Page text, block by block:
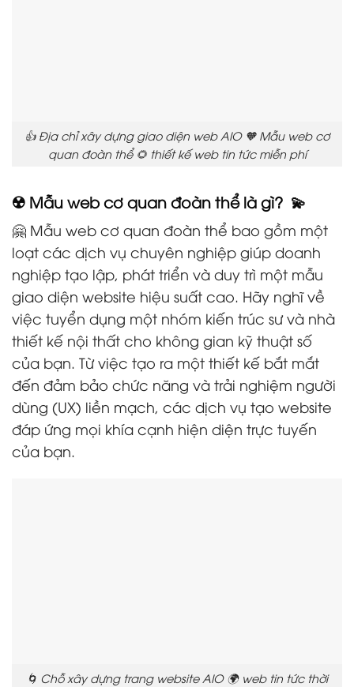
👍 Địa chỉ xây dựng giao diện web AIO 🧡 Mẫu web cơ
quan đoàn thể 🌻 thiết kế web tin tức miễn phí
☢️ Mẫu web cơ quan đoàn thể là gì? 💫
🤗 Mẫu web cơ quan đoàn thể bao gồm một
loạt các dịch vụ chuyên nghiệp giúp doanh
nghiệp tạo lập, phát triển và duy trì một mẫu
giao diện website hiệu suất cao. Hãy nghĩ về
việc tuyển dụng một nhóm kiến trúc sư và nhà
thiết kế nội thất cho không gian kỹ thuật số
của bạn. Từ việc tạo ra một thiết kế bắt mắt
đến đảm bảo chức năng và trải nghiệm người
dùng (UX) liền mạch, các dịch vụ tạo website
đáp ứng mọi khía cạnh hiện diện trực tuyến
của bạn.
🌀 Chỗ xây dựng trang website AIO 🌍 web tin tức thời